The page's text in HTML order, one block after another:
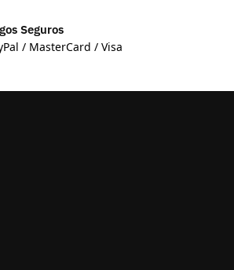
Seguros
/ MasterCard / Visa